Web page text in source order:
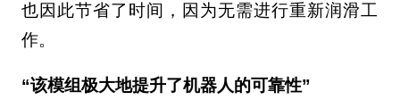
也因此节省了时间，因为无需进行重新润滑工
作。
“该模组极大地提升了机器人的可靠性”